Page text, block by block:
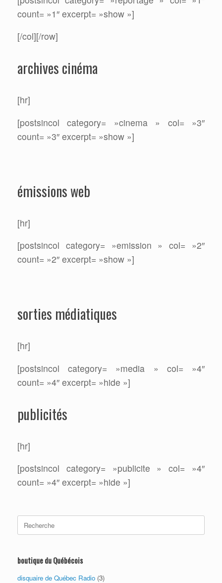
count= »1″ excerpt= »show »]
[/col][/row]
archives cinéma
[hr]
[postsincol category= »cinema » col= »3″
count= »3″ excerpt= »show »]
émissions web
[hr]
[postsincol category= »emission » col= »2″
count= »2″ excerpt= »show »]
sorties médiatiques
[hr]
[postsincol category= »media » col= »4″
count= »4″ excerpt= »hide »]
publicités
[hr]
[postsincol category= »publicite » col= »4″
count= »4″ excerpt= »hide »]
Search
for:
boutique du Québécois
disquaire de Québec Radio (3)